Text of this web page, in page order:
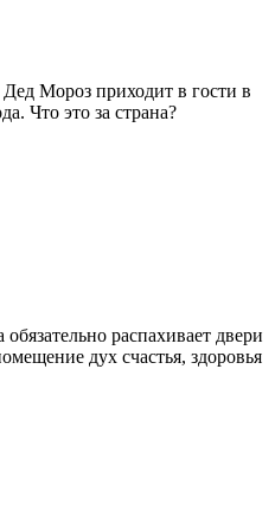
Мороз приходит в гости в
Что это за страна?
распахивает двери
дух счастья, здоровья